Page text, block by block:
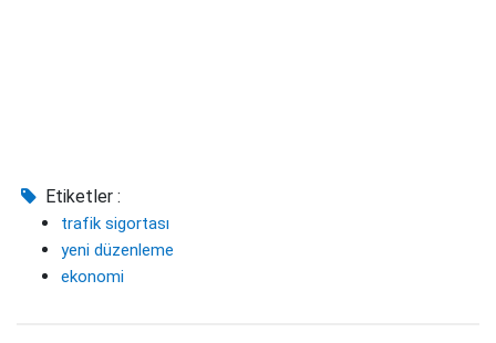
Etiketler :
trafik sigortası
yeni düzenleme
ekonomi